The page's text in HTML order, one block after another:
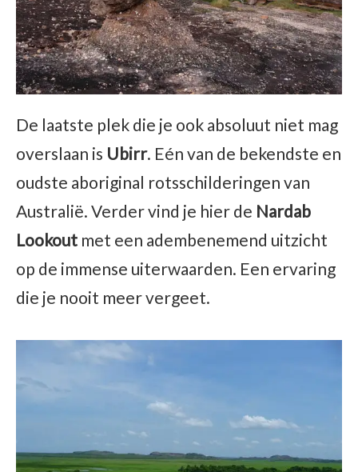
De laatste plek die je ook absoluut niet mag
overslaan is Ubirr. Eén van de bekendste en
oudste aboriginal rotsschilderingen van
Australië. Verder vind je hier de Nardab
Lookout met een adembenemend uitzicht
op de immense uiterwaarden. Een ervaring
die je nooit meer vergeet.